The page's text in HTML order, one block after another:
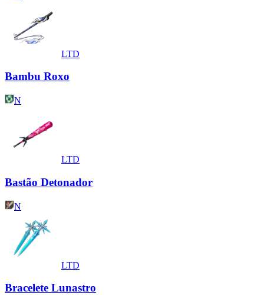
LTD
Bambu Roxo
N
LTD
Bastão Detonador
N
LTD
Bracelete Lunastro